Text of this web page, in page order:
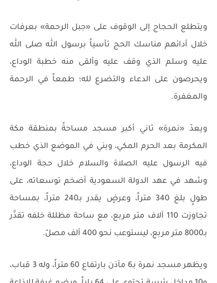
ويتطلع الحجاج إلى الوقوف على «جبل الرحمة» بعرفات
خلال أدائهم مناسك الحج تأسياً برسول الله صلى الله
عليه وسلم الذي وقف عليه وألقى منه خطبة الوداع،
ويحرصون على الدعاء والتضرع لله؛ طمعاً في الرحمة
والمغفرة.
ويعدّ «نمرة» ثاني أكبر مسجد مساحةً بمنطقة مكة
المكرمة بعد الحرم المكي، وبني في الموضع الذي خطب
فيه الرسول عليه الصلاة والسلام خلال حجة الوداع،
وشهد في عهد الدولة السعودية أضخم توسعاته، على
طولٍ بلغ 340 متراً، وعرضٍ يقدر بـ240 متراً، بمساحة
تجاوزت 110 آلاف متر مربع، مع ساحة مظللة خلفه تقدَّر
بـ8000 متر مربع، ليستوعب نحو 400 ألف مصلّ.
ويظهر مسجد نمرة بـ6 مآذن بارتفاع 60 متراً، وله 3 قباب،